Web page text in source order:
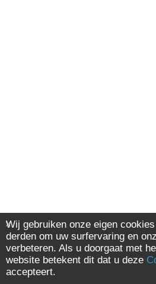
Wij gebruiken onze eigen
derden om uw surfervaring en
verbeteren. Als u doorgaat met
website betekent dit dat u deze
accepteert.